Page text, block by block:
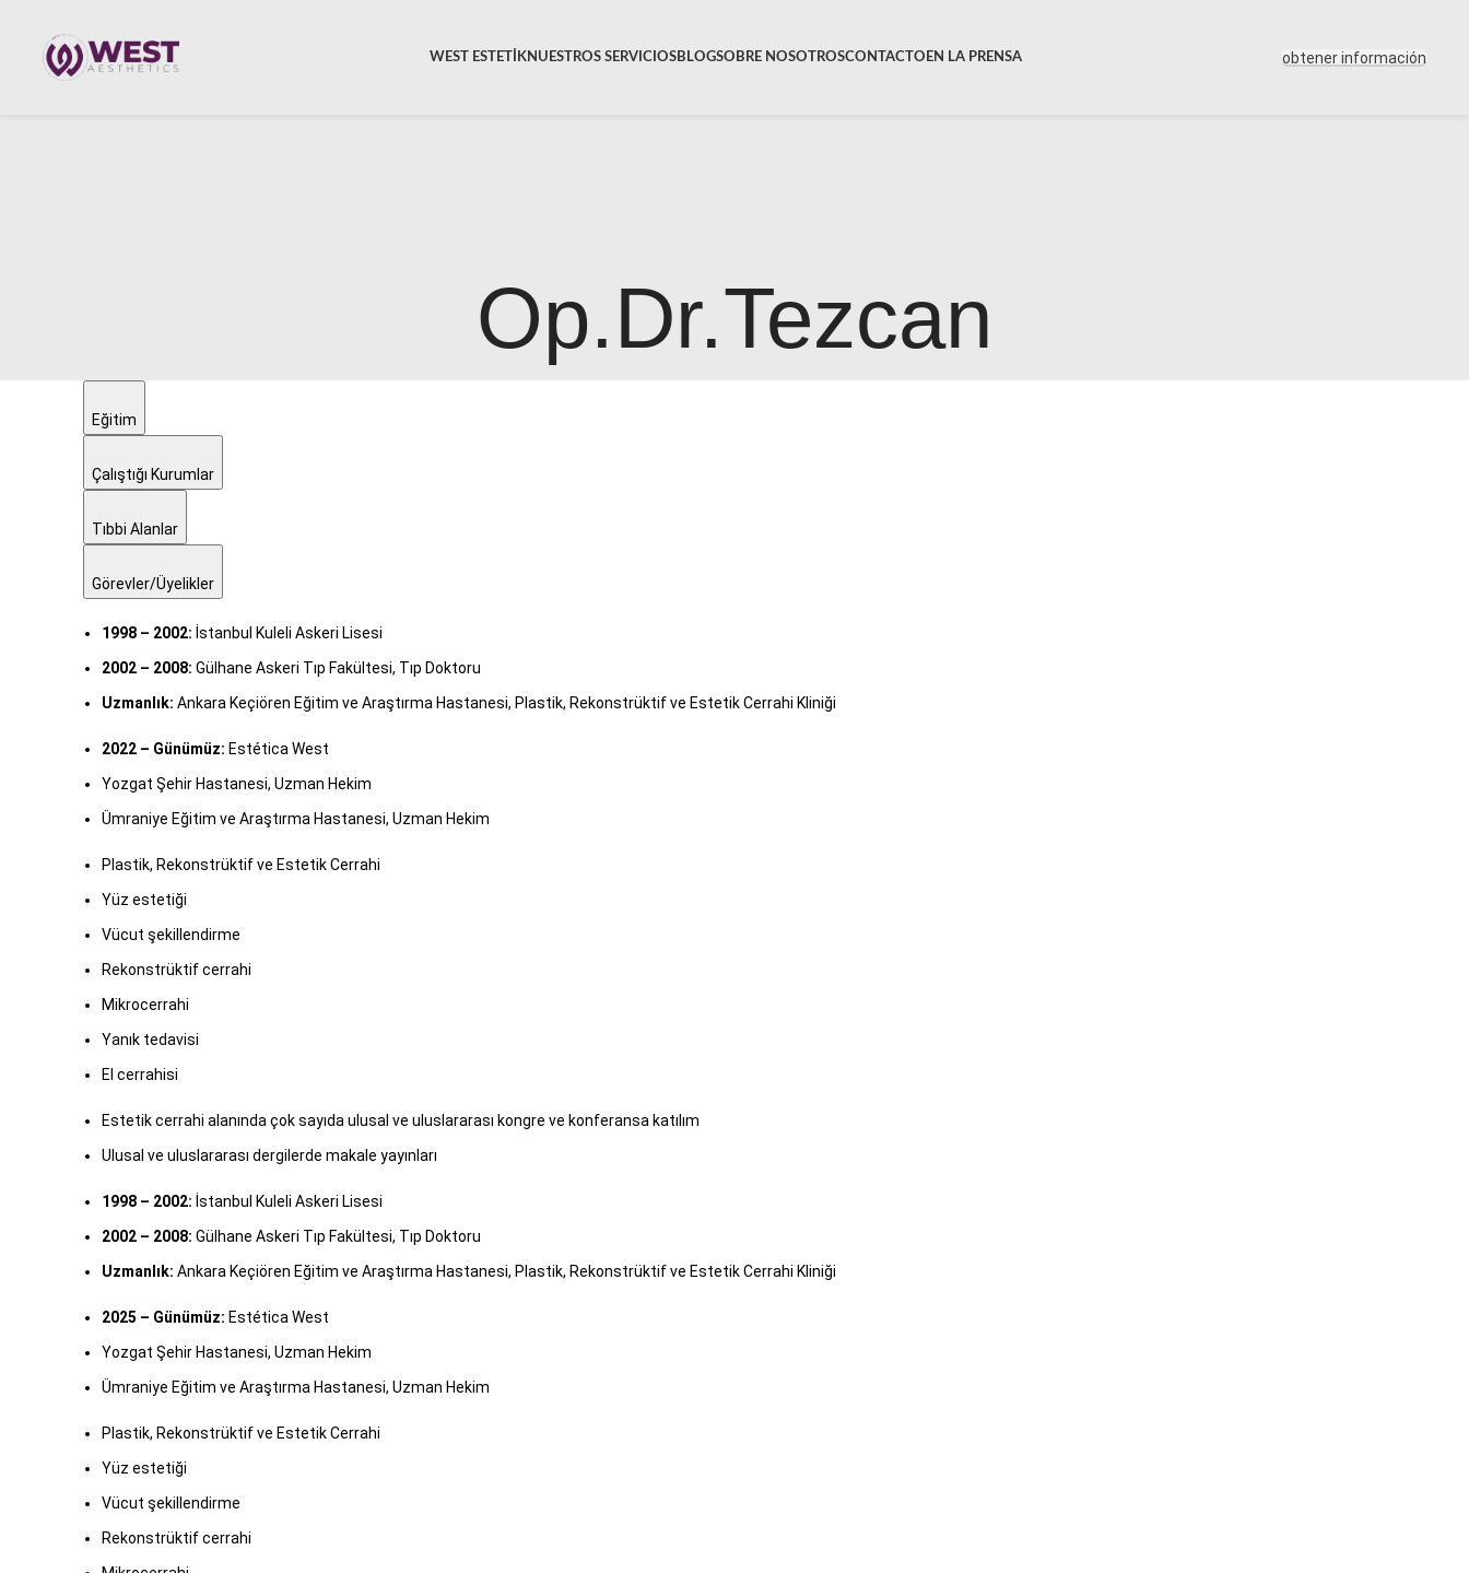
WEST ESTETİKNUESTROS SERVICIOSBLOGSOBRE NOSOTROSCONTACTO EN LA PRENSA obtener información
Op.Dr.Tezcan
Eğitim
Çalıştığı Kurumlar
Tıbbi Alanlar
Görevler/Üyelikler
1998 – 2002: İstanbul Kuleli Askeri Lisesi
2002 – 2008: Gülhane Askeri Tıp Fakültesi, Tıp Doktoru
Uzmanlık: Ankara Keçiören Eğitim ve Araştırma Hastanesi, Plastik, Rekonstrüktif ve Estetik Cerrahi Kliniği
2022 – Günümüz: Estética West
Yozgat Şehir Hastanesi, Uzman Hekim
Ümraniye Eğitim ve Araştırma Hastanesi, Uzman Hekim
Plastik, Rekonstrüktif ve Estetik Cerrahi
Yüz estetiği
Vücut şekillendirme
Rekonstrüktif cerrahi
Mikrocerrahi
Yanık tedavisi
El cerrahisi
Estetik cerrahi alanında çok sayıda ulusal ve uluslararası kongre ve konferansa katılım
Ulusal ve uluslararası dergilerde makale yayınları
1998 – 2002: İstanbul Kuleli Askeri Lisesi
2002 – 2008: Gülhane Askeri Tıp Fakültesi, Tıp Doktoru
Uzmanlık: Ankara Keçiören Eğitim ve Araştırma Hastanesi, Plastik, Rekonstrüktif ve Estetik Cerrahi Kliniği
2025 – Günümüz: Estética West
Yozgat Şehir Hastanesi, Uzman Hekim
Ümraniye Eğitim ve Araştırma Hastanesi, Uzman Hekim
Plastik, Rekonstrüktif ve Estetik Cerrahi
Yüz estetiği
Vücut şekillendirme
Rekonstrüktif cerrahi